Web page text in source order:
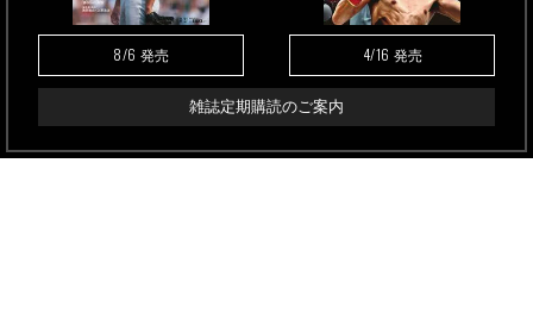
8/6 発売 4/16 発売
雑誌定期購読のご案内